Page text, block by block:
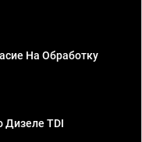
На Обработку
Дизеле TDI